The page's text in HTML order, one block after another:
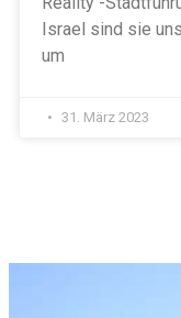
Israel sind sie
um
31. März 2023